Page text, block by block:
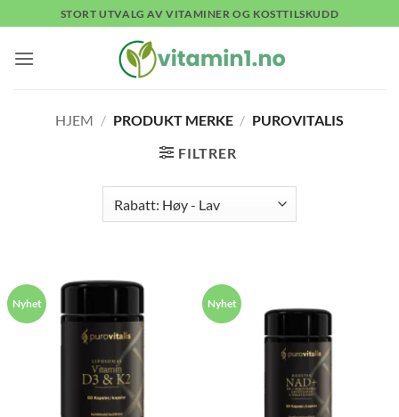
to
content
STORT UTVALG AV VITAMINER OG KOSTTILSKUDD
HJEM / PRODUKT MERKE / PUROVITALIS
FILTRER